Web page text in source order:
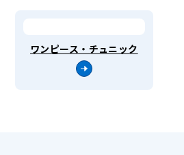
ワンピース・チュニック